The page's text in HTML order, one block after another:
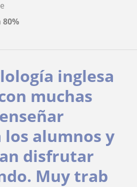
80%
inglesa
muchas
los alumnos y
disfrutar
Muy trab